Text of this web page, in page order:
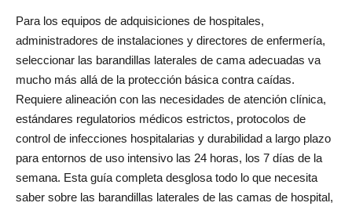
Para los equipos de adquisiciones de hospitales,
administradores de instalaciones y directores de enfermería,
seleccionar las barandillas laterales de cama adecuadas va
mucho más allá de la protección básica contra caídas.
Requiere alineación con las necesidades de atención clínica,
estándares regulatorios médicos estrictos, protocolos de
control de infecciones hospitalarias y durabilidad a largo plazo
para entornos de uso intensivo las 24 horas, los 7 días de la
semana. Esta guía completa desglosa todo lo que necesita
saber sobre las barandillas laterales de las camas de hospital,